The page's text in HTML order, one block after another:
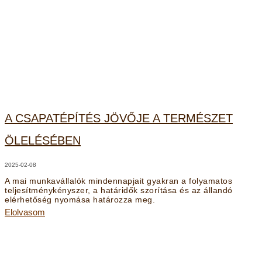
A CSAPATÉPÍTÉS JÖVŐJE A TERMÉSZET
ÖLELÉSÉBEN
2025-02-08
A mai munkavállalók mindennapjait gyakran a folyamatos
teljesítménykényszer, a határidők szorítása és az állandó
elérhetőség nyomása határozza meg.
Elolvasom